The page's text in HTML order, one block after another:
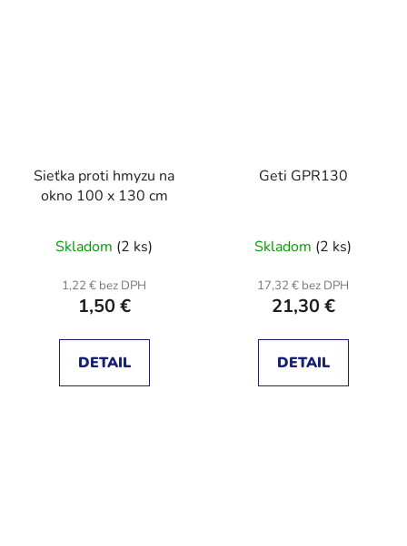
Sieťka proti hmyzu na
okno 100 x 130 cm
Skladom (2 ks)
1,22 € bez DPH
1,50 €
DETAIL
Geti GPR130
Skladom (2 ks)
17,32 € bez DPH
21,30 €
DETAIL